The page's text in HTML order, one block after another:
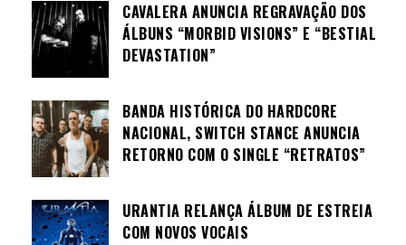
CAVALERA ANUNCIA REGRAVAÇÃO DOS
ÁLBUNS “MORBID VISIONS” E “BESTIAL
DEVASTATION”
BANDA HISTÓRICA DO HARDCORE
NACIONAL, SWITCH STANCE ANUNCIA
RETORNO COM O SINGLE “RETRATOS”
URANTIA RELANÇA ÁLBUM DE ESTREIA
COM NOVOS VOCAIS